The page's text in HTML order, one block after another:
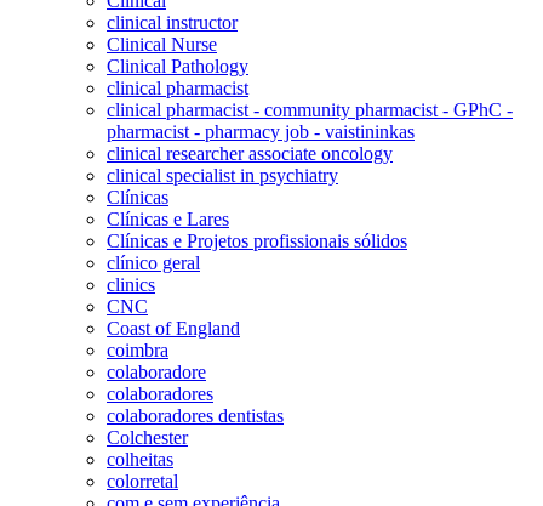
clinical instructor
Clinical Nurse
Clinical Pathology
clinical pharmacist
clinical pharmacist - community pharmacist - GPhC -
pharmacist - pharmacy job - vaistininkas
clinical researcher associate oncology
clinical specialist in psychiatry
Clínicas
Clínicas e Lares
Clínicas e Projetos profissionais sólidos
clínico geral
clinics
CNC
Coast of England
coimbra
colaboradore
colaboradores
colaboradores dentistas
Colchester
colheitas
colorretal